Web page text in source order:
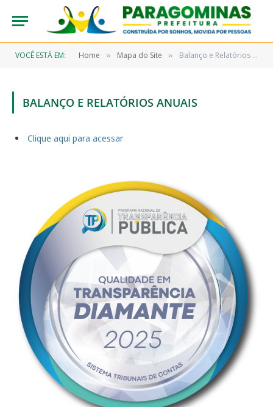
VOCÊ ESTÁ EM: Home » Mapa do Site » Balanço e Relatórios Anuais
BALANÇO E RELATÓRIOS ANUAIS
Clique aqui para acessar